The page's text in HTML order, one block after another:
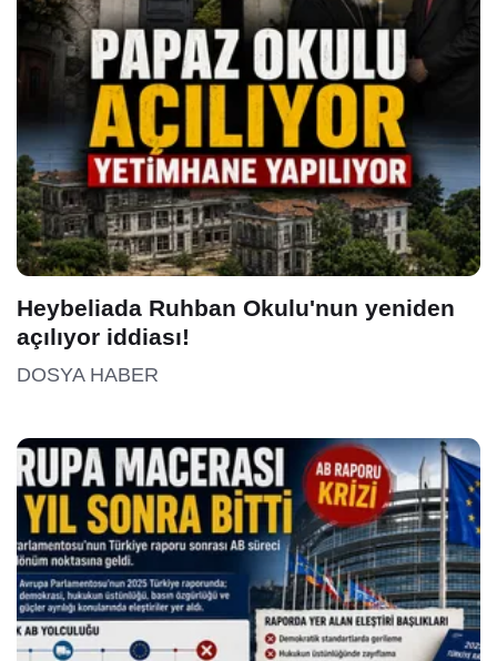
Heybeliada Ruhban Okulu'nun yeniden
açılıyor iddiası!
DOSYA HABER